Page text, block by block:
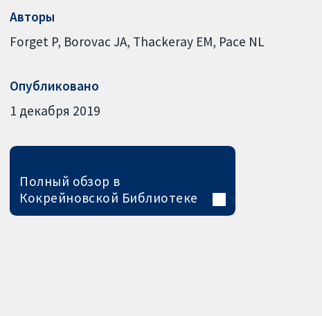
Авторы
Forget P Borovac JA Thackeray EM Pace NL
Опубликовано
1 декабря 2019
Полный обзор в
Кокрейновской Библиотеке